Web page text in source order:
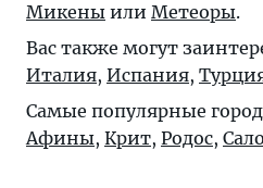
Микены или Метеоры.
Вас также могут
Италия, Испания,
Самые популярные
Афины, Крит, Родос,